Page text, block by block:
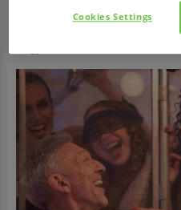
Az Országos Vérellátó Szolgálat
Cookies Settings